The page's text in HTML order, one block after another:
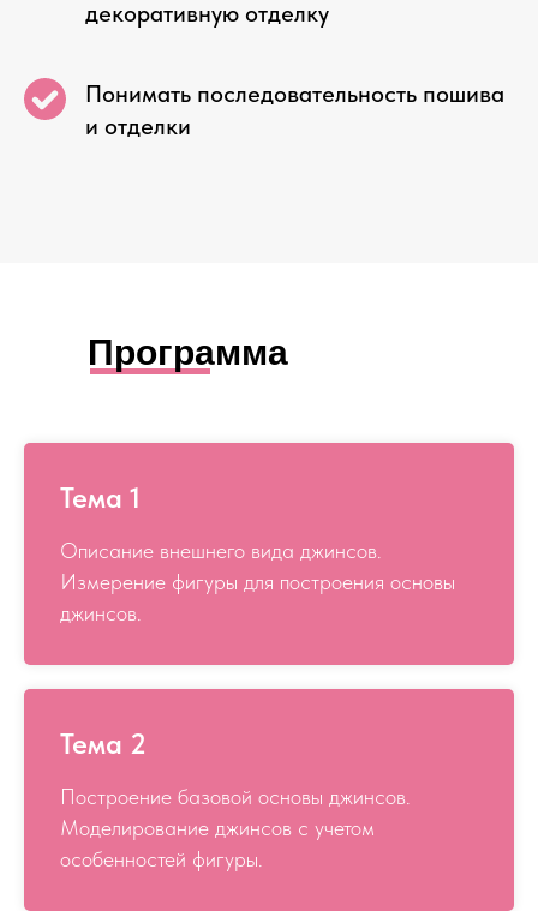
декоративную отделку
Понимать последовательность пошива
и отделки
Программа
Тема 1
Описание внешнего вида джинсов.
Измерение фигуры для построения основы
джинсов.
Тема 2
Построение базовой основы джинсов.
Моделирование джинсов с учетом
особенностей фигуры.